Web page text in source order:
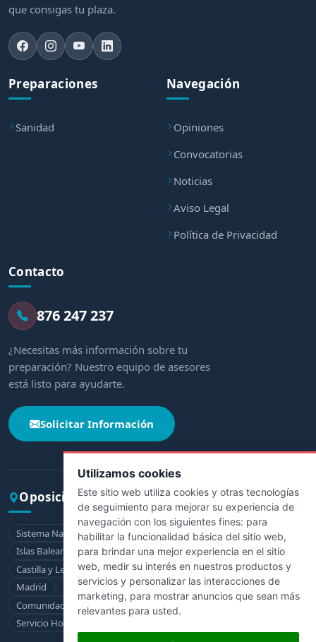
Utilizamos cookies
Este sitio web utiliza cookies y otras tecnologías
de seguimiento para mejorar su experiencia de
navegación con los siguientes fines: para
habilitar la funcionalidad básica del sitio web,
para brindar una mejor experiencia en el sitio
web, medir su interés en nuestros productos y
servicios y personalizar las interacciones de
marketing, para mostrar anuncios que sean más
relevantes para usted.
que consigas tu plaza.
Preparaciones
Sanidad
Navegación
Opiniones
Convocatorias
Noticias
Aviso Legal
Política de Privacidad
Contacto
876 247 237
¿Necesitas más información sobre tu
preparación? Nuestro equipo de asesores
está listo para ayudarte.
Solicitar Información
Oposiciones por comunidad
Sistema Nacional de Salud Andalucía Aragón
Asturias
Islas Baleares
Canarias Cantabria
Castilla-La Mancha
Castilla y León
Cataluña Extremadura Galicia
La Rioja
Madrid
Murcia Navarra
País Vasco
Comunidad Valenciana
Ceuta
Melilla
Servicio Hospitalario de la Defensa